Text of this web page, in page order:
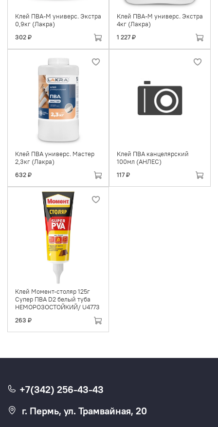
Клей ПВА-М универс. Экстра
0,9кг (Лакра)
302 ₽
Клей ПВА-М универс. Экстра
4кг (Лакра)
1 227 ₽
Клей ПВА универс. Мастер
2,3кг (Лакра)
632 ₽
Клей ПВА канцелярский
100мл (АНЛЕС)
117 ₽
Клей Момент-столяр 125г
Супер ПВА D2 белый туба
НЕМОРОЗОСТОЙКИЙ/ U4773
263 ₽
+7(342) 256-43-43
г. Пермь, ул. Трамвайная, 20